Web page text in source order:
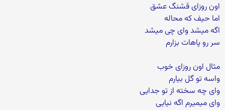
اون روزای قشنگ عشق
اما حیف که محاله
اگه میشد وای چی میشد
سر رو پاهات بزارم
مثال اون روزای خوب
واسه تو گل بیارم
وای چه سخته از تو جدایی
وای میمیرم اگه نیایی